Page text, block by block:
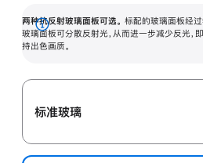
两种抗反射玻璃面板可选。 标配的玻璃面板经过
玻璃面板可分散反射光，从而进一步减少反光，
持出色画质。
展
开
标准玻璃